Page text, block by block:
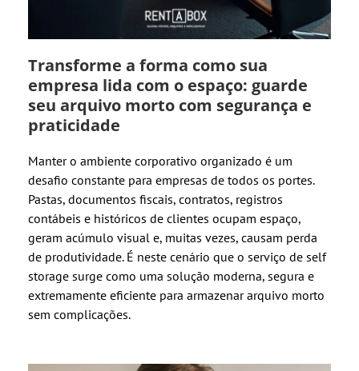
Transforme a forma como sua
empresa lida com o espaço: guarde
seu arquivo morto com segurança e
praticidade
Manter o ambiente corporativo organizado é um
desafio constante para empresas de todos os portes.
Pastas, documentos fiscais, contratos, registros
contábeis e históricos de clientes ocupam espaço,
geram acúmulo visual e, muitas vezes, causam perda
de produtividade. É neste cenário que o serviço de self
storage surge como uma solução moderna, segura e
extremamente eficiente para armazenar arquivo morto
sem complicações.